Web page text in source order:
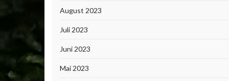
August 2023
Juli 2023
Juni 2023
Mai 2023